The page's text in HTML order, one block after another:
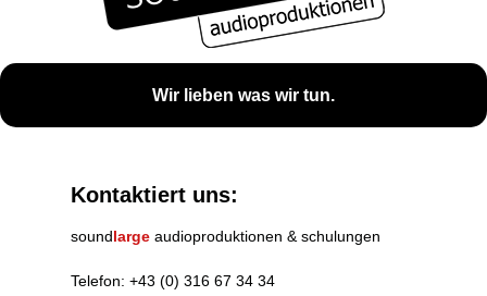
Wir lieben was wir tun.
Kontaktiert uns:
soundlarge audioproduktionen & schulungen
Telefon: +43 (0) 316 67 34 34